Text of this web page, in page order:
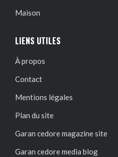
Maison
LIENS UTILES
À propos
Contact
Mentions légales
Plan du site
Garan cedore magazine site
Garan cedore media blog